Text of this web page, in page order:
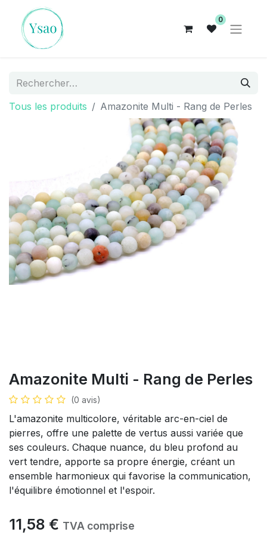
0
Tous les produits Amazonite Multi - Rang de Perles
Amazonite Multi - Rang de Perles
(0 avis)
L'amazonite multicolore, véritable arc-en-ciel de
pierres, offre une palette de vertus aussi variée que
ses couleurs. Chaque nuance, du bleu profond au
vert tendre, apporte sa propre énergie, créant un
ensemble harmonieux qui favorise la communication,
l'équilibre émotionnel et l'espoir.
11,58 € TVA comprise